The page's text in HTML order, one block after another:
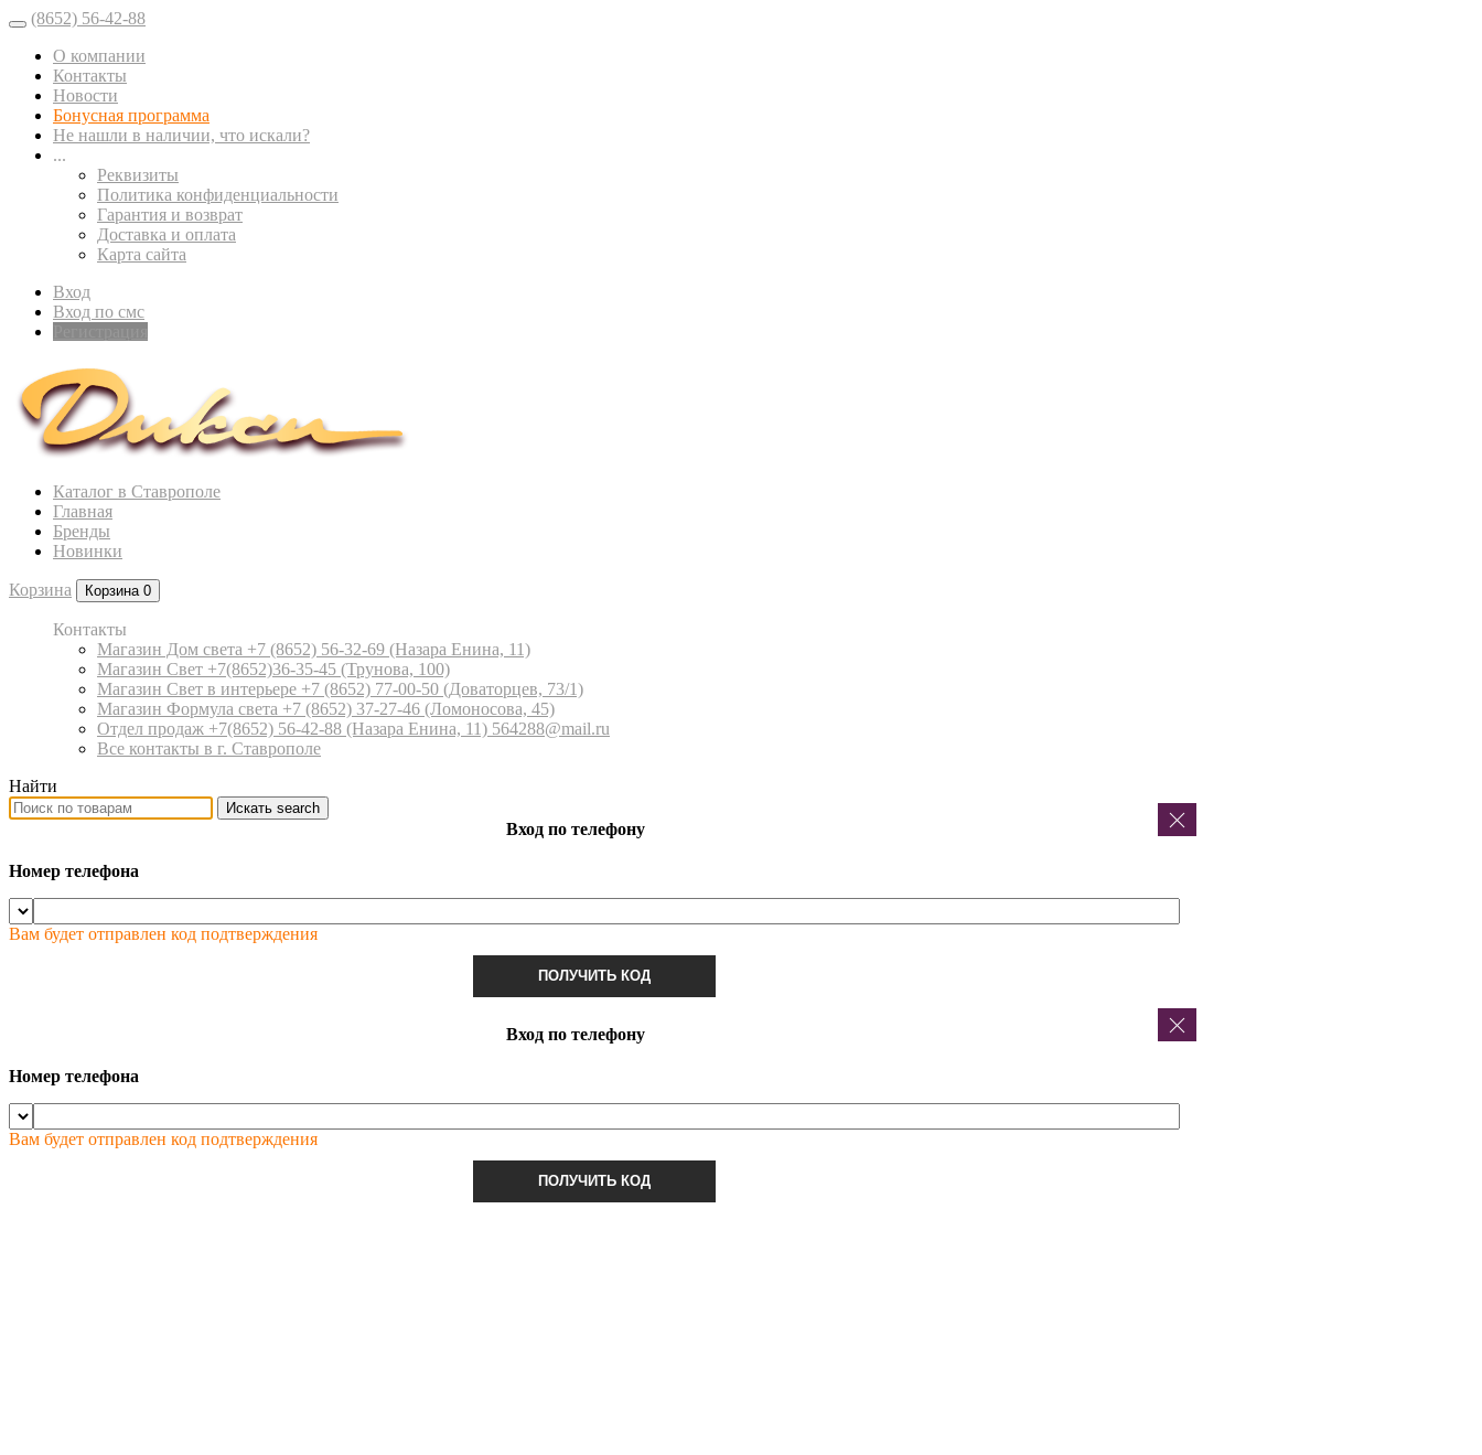
(8652) 56-42-88
О компании
Контакты
Новости
Бонусная программа
Не нашли в наличии, что искали?
...
Реквизиты
Политика конфиденциальности
Гарантия и возврат
Доставка и оплата
Карта сайта
Вход
Вход по смс
Каталог в Ставрополе
Главная
Бренды
Новинки
Корзина Корзина 0
Контакты
Магазин Дом света +7 (8652) 56-32-69 (Назара Енина, 11)
Магазин Свет +7(8652)36-35-45 (Трунова, 100)
Магазин Свет в интерьере +7 (8652) 77-00-50 (Доваторцев, 73/1)
Магазин Формула света +7 (8652) 37-27-46 (Ломоносова, 45)
Отдел продаж +7(8652) 56-42-88 (Назара Енина, 11) 564288@mail.ru
Все контакты в г. Ставрополе
Найти
Искать search
Вход по телефону
Номер телефона
Вам будет отправлен код подтверждения
ПОЛУЧИТЬ КОД
Вход по телефону
Номер телефона
Вам будет отправлен код подтверждения
ПОЛУЧИТЬ КОД